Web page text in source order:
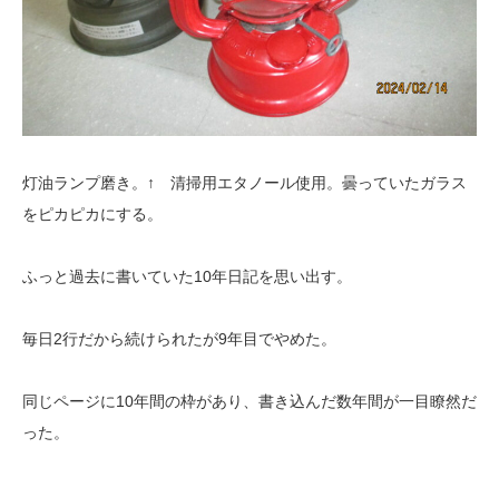
灯油ランプ磨き。↑ 清掃用エタノール使用。曇っていたガラス
をピカピカにする。
ふっと過去に書いていた10年日記を思い出す。
毎日2行だから続けられたが9年目でやめた。
同じページに10年間の枠があり、書き込んだ数年間が一目瞭然だ
った。